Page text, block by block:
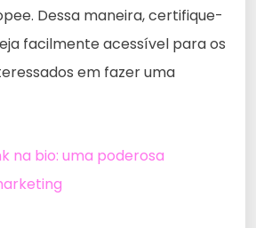
Dessa maneira, certifique-
facilmente acessível para os
em fazer uma
na bio: uma poderosa